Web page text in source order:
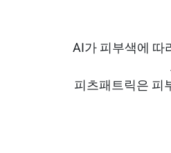
AI가 피부색에 따
피츠패트릭은 피